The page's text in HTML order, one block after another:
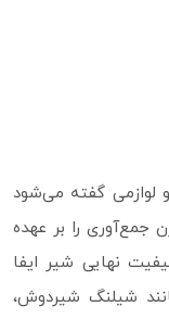
گفته می‌شود
جمع‌آوری را بر عهده
نهایی شیر ایفا
شیلنگ شیردوش،